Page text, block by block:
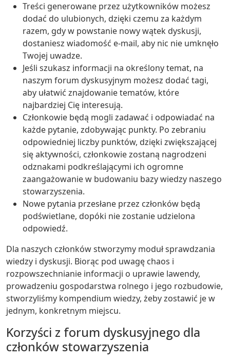
Treści generowane przez użytkowników możesz
dodać do ulubionych, dzięki czemu za każdym
razem, gdy w powstanie nowy wątek dyskusji,
dostaniesz wiadomość e-mail, aby nic nie umknęło
Twojej uwadze.
Jeśli szukasz informacji na określony temat, na
naszym forum dyskusyjnym możesz dodać tagi,
aby ułatwić znajdowanie tematów, które
najbardziej Cię interesują.
Członkowie będą mogli zadawać i odpowiadać na
każde pytanie, zdobywając punkty. Po zebraniu
odpowiedniej liczby punktów, dzięki zwiększającej
się aktywności, członkowie zostaną nagrodzeni
odznakami podkreślającymi ich ogromne
zaangażowanie w budowaniu bazy wiedzy naszego
stowarzyszenia.
Nowe pytania przesłane przez członków będą
podświetlane, dopóki nie zostanie udzielona
odpowiedź.
Dla naszych członków stworzymy moduł sprawdzania
wiedzy i dyskusji. Biorąc pod uwagę chaos i
rozpowszechnianie informacji o uprawie lawendy,
prowadzeniu gospodarstwa rolnego i jego rozbudowie,
stworzyliśmy kompendium wiedzy, żeby zostawić je w
jednym, konkretnym miejscu.
Korzyści z forum dyskusyjnego dla
członków stowarzyszenia